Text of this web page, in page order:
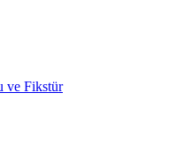
ve Fikstür